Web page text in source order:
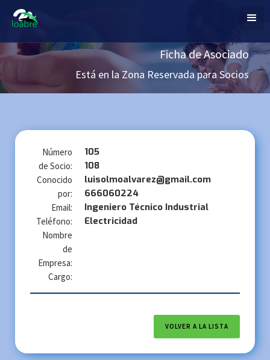
Ficha de Asociado
Está en la Zona Reservada para Socios
Número
de Socio:
Conocido
por:
Email:
Teléfono:
Nombre
de
Empresa:
Cargo:
105
108
luisolmoalvarez@gmail.com
666060224
Ingeniero Técnico Industrial
Electricidad
VOLVER A LA LISTA